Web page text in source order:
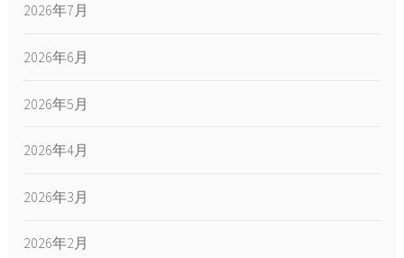
2026年7月
2026年6月
2026年5月
2026年4月
2026年3月
2026年2月